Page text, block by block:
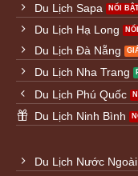
Du Lịch Sapa
Du Lịch Hạ Long
Du Lịch Đà Nẵng
Du Lịch Nha Trang
Du Lịch Phú Quốc
Du Lịch Ninh Bình
Du Lịch Nước Ngoài